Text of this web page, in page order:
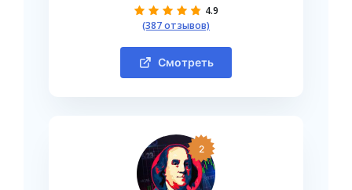
4.9
(387 отзывов)
Смотреть
2